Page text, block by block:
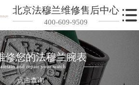
北京法穆兰维修售后中心
400-609-9509
修您的法穆兰腕表
and repair your watch
点击查询
北京市售后服务网络优化升级公告